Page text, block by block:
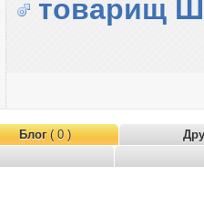
товарищ
Блог( 0 )